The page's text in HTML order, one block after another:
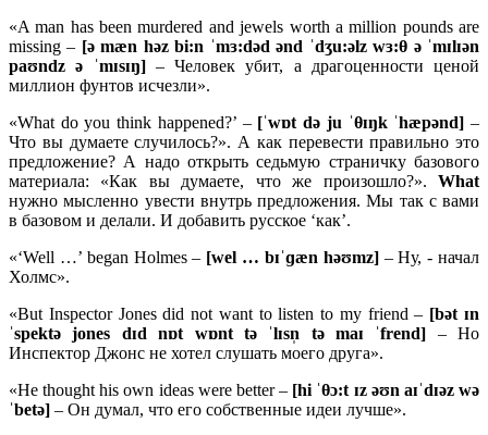
«A man has been murdered and jewels worth a million pounds are
missing – [ə mæn həz bi:n ˈmɜ:dəd ənd ˈdʒu:əlz wɜ:θ ə ˈmɪlɪən
paʊndz ə ˈmɪsɪŋ] – Человек убит, а драгоценности ценой
миллион фунтов исчезли».
«What do you think happened?’ – [ˈwɒt də ju ˈθɪŋk ˈhæpənd]–
Что вы думаете случилось?». А как перевести правильно это
предложение? А надо открыть седьмую страничку базового
материала: «Как вы думаете, что же произошло?». What
нужно мысленно увести внутрь предложения. Мы так с вами
в базовом и делали. И добавить русское ‘как’.
«‘Well …’ began Holmes – [wel … bɪˈɡæn həʊmz] – Ну, - начал
Холмс».
«But Inspector Jones did not want to listen to my friend – [bət ɪn
ˈspektəjones dɪdnɒt wɒnt tə ˈlɪsn̩ tə maɪ ˈfrend] – Но
Инспектор Джонс не хотел слушать моего друга».
«He thought his own ideas were better – [hi ˈθɔ:t ɪz əʊn aɪˈdɪəzwə
ˈbetə] – Он думал, что его собственные идеи лучше».